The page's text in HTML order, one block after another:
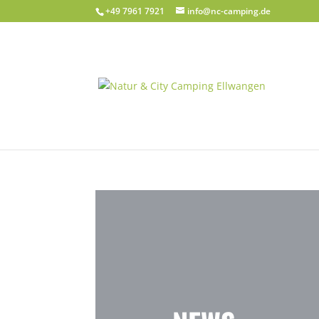
+49 7961 7921 info@nc-camping.de